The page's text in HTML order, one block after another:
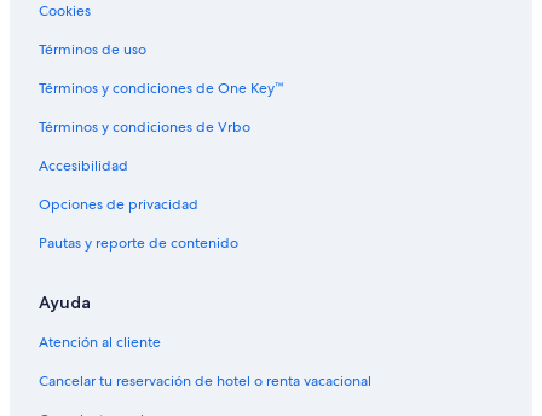
Apartamentos en Campo Grande
Hostales en Campo Grande
Hoteles en Coophavila II
Hoteles cerca de Gruta Lago Azul
Cookies
Términos de uso
Términos y condiciones de One Key™
Términos y condiciones de Vrbo
Accesibilidad
Opciones de privacidad
Pautas y reporte de contenido
Ayuda
Atención al cliente
Cancelar tu reservación de hotel o renta vacacional